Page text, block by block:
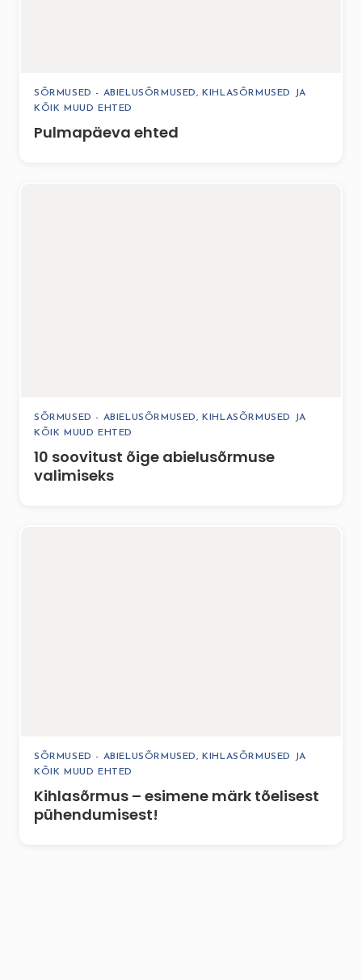
SÕRMUSED - ABIELUSÕRMUSED, KIHLASÕRMUSED JA
KÕIK MUUD EHTED
Pulmapäeva ehted
SÕRMUSED - ABIELUSÕRMUSED, KIHLASÕRMUSED JA
KÕIK MUUD EHTED
10 soovitust õige abielusõrmuse
valimiseks
SÕRMUSED - ABIELUSÕRMUSED, KIHLASÕRMUSED JA
KÕIK MUUD EHTED
Kihlasõrmus – esimene märk tõelisest
pühendumisest!